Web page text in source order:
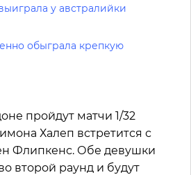
у австралийки
обыграла крепкую
пройдут матчи 1/32
Халеп встретится с
Флипкенс. Обе девушки
второй раунд и будут